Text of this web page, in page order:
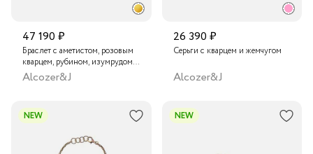
47 190 ₽
Браслет с аметистом, розовым
кварцем, рубином, изумрудом и
кристаллом Swarovski
Alcozer&J
26 390 ₽
Серьги с кварцем и жемчугом
Alcozer&J
NEW NEW